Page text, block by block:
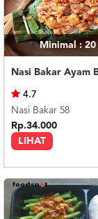
Minimal : 20
LIHAT
4.7
Nasi Bakar 58
Rp.34.000